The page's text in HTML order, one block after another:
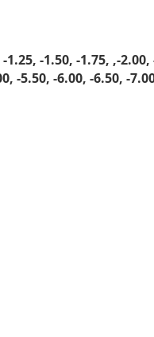
1.25, -1.50, -1.75, ,-
-5.50, -6.00, -6.50, -